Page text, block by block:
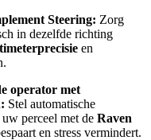
Steering: Zorg
in dezelfde richting
en
operator met
Stel automatische
perceel met de Raven
en stress vermindert.